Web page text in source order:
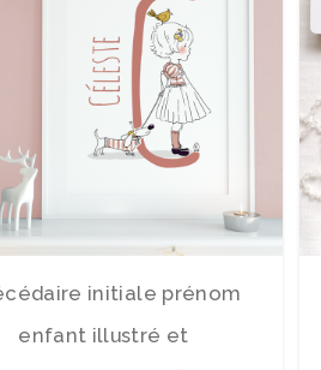
initiale prénom
enfant illustré et